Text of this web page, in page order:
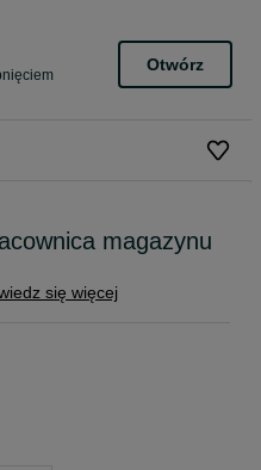
Otwórz
magazynu
się więcej